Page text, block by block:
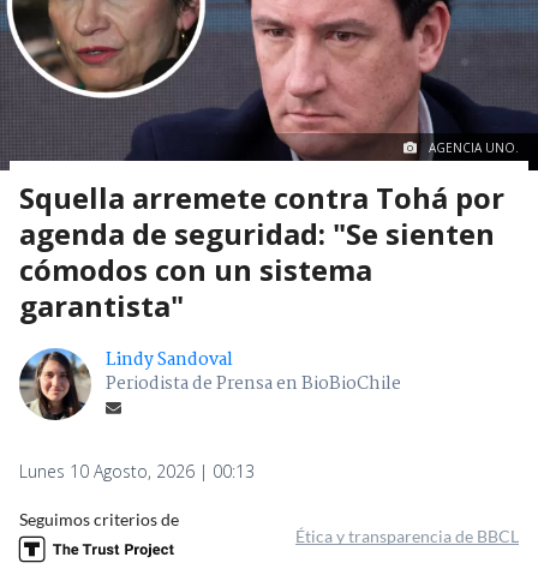
AGENCIA UNO.
Squella arremete contra Tohá por
agenda de seguridad: "Se sienten
cómodos con un sistema
garantista"
Lindy Sandoval
Periodista de Prensa en BioBioChile
Lunes 10 Agosto, 2026 | 00:13
Seguimos criterios de
Ética y transparencia de BBCL